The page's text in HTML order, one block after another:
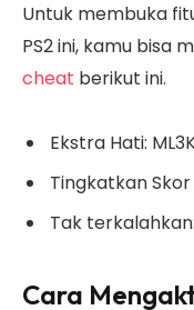
Untuk membuka
PS2 ini, kamu bisa
cheat berikut ini.
Ekstra Hati:
Tingkatkan Skor
Tak
Cara